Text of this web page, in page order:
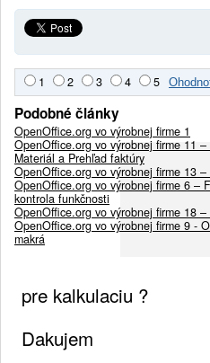
1 2 3 4 5
Podobné články
OpenOffice.org vo výrobnej firme 1
OpenOffice.org vo výrobnej firme 11
Materiál a Prehľad faktúry
OpenOffice.org vo výrobnej firme 13 –
OpenOffice.org vo výrobnej firme 6 –
kontrola funkčnosti
OpenOffice.org vo výrobnej firme 18 –
OpenOffice.org vo výrobnej firme 9 -
makrá
pre kalkulaciu ?
Dakujem